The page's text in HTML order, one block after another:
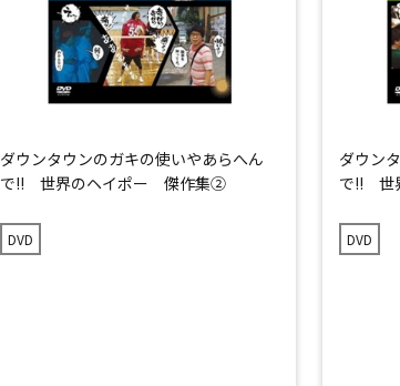
ダウンタウンのガキの使いやあらへん
で!! 世界のヘイポー 傑作集②
DVD
ダウン
で!! 世
DVD